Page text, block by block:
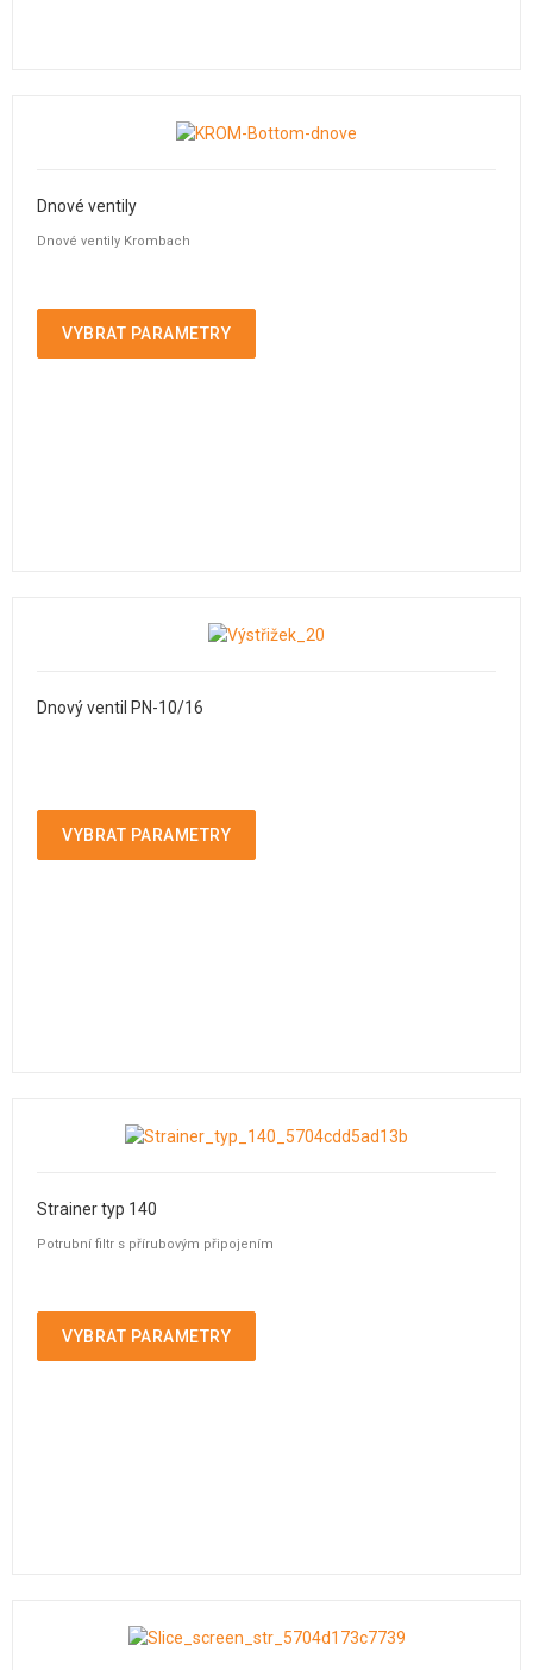
Dnové ventily
Dnové ventily Krombach
VYBRAT PARAMETRY
Dnový ventil PN-10/16
VYBRAT PARAMETRY
Strainer typ 140
Potrubní filtr s přírubovým připojením
VYBRAT PARAMETRY